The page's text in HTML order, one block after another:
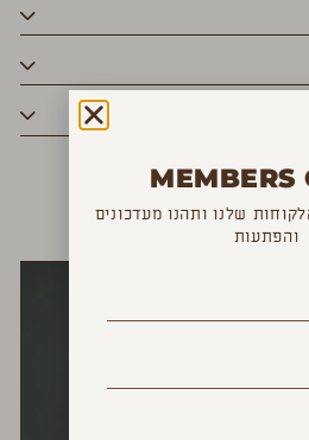
YOU MAY
MEMBERS
שלנו ותהנו מעדכונים
והפתעות